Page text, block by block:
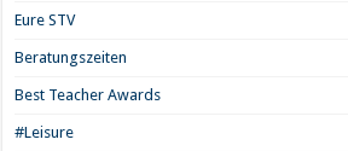
Eure STV
Beratungszeiten
Best Teacher Awards
#Leisure